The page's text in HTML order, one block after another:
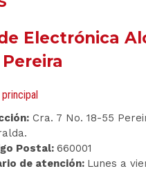
Electrónica
Cra. 7 No. 18-55
Postal: 660001
de atención: Lunes a